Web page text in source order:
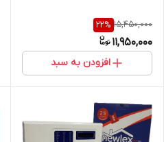
15,450,000
22%
11,950,000
افزودن به سبد